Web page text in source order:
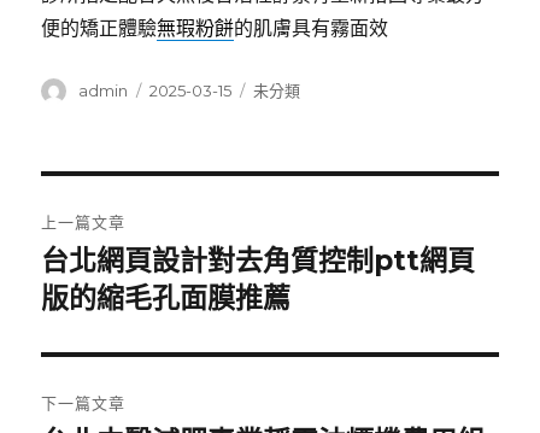
便的矯正體驗無瑕粉餅的肌膚具有霧面效
作
admin
發
2025-03-15
分
未分類
章
導
覽
上一篇文章
上
一
文
章:
台北網頁設計對去角質控制ptt網頁
版的縮毛孔面膜推薦
下一篇文章